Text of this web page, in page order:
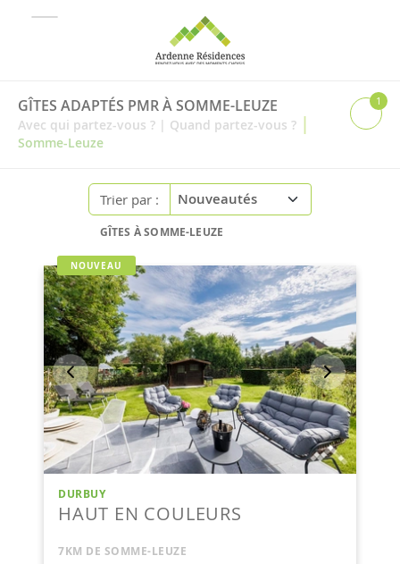
GÎTES ADAPTÉS PMR À SOMME-LEUZE
Avec qui partez-vous ? | Quand partez-vous ? |
Somme-Leuze
1
Trier par :
GÎTES À SOMME-LEUZE